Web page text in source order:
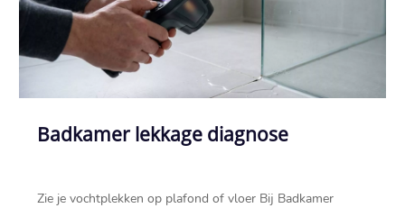
Badkamer lekkage diagnose
Zie je vochtplekken op plafond of vloer Bij Badkamer